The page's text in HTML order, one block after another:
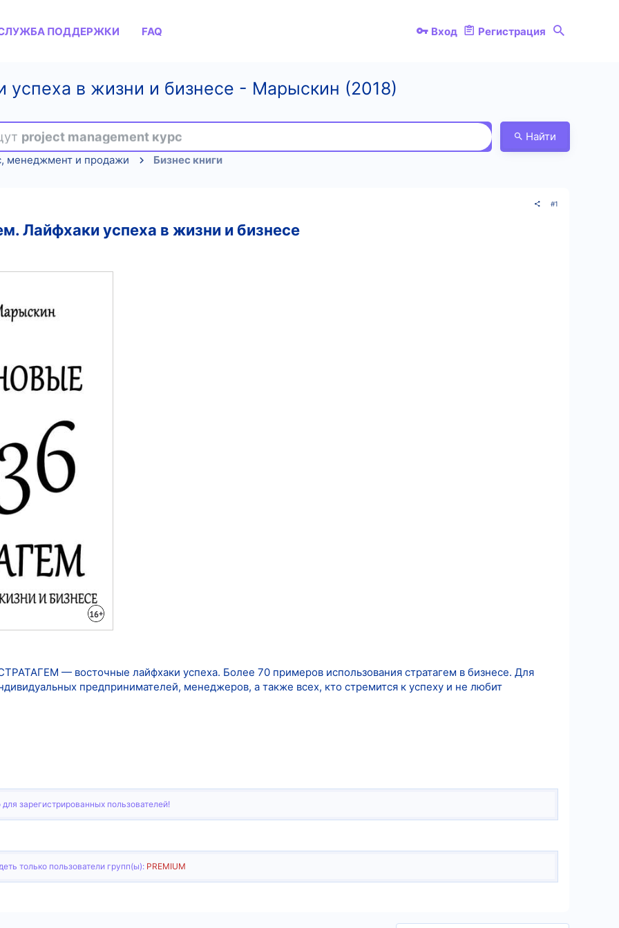
ПОДДЕРЖКИ FAQ Вход Регистрация
успеха в жизни и бизнесе - Марыскин (2018)
project management курс
Найти
менеджмент и продажи
Бизнес книги
#1
Лайфхаки успеха в жизни и бизнесе
— восточные лайфхаки успеха. Более 70 примеров использования стратагем в бизнесе. Для
предпринимателей, менеджеров, а также всех, кто стремится к успеху и не любит
зарегистрированных пользователей!
только пользователи групп(ы): PREMIUM